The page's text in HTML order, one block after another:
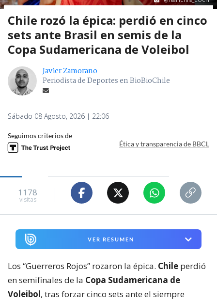
Chile rozó la épica: perdió en cinco
sets ante Brasil en semis de la
Copa Sudamericana de Voleibol
Javier Zamorano
Periodista de Deportes en BioBioChile
Sábado 08 Agosto, 2026 | 22:06
Seguimos criterios de
Ética y transparencia de BBCL
1178
visitas
VER RESUMEN
Los “Guerreros Rojos” rozaron la épica. Chile perdió
en semifinales de la Copa Sudamericana de
Voleibol, tras forzar cinco sets ante el siempre